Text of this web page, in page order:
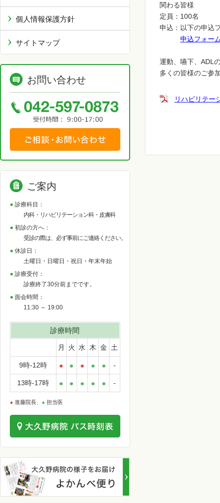
関わる皆様
定員：100名
申込：以下の申込
申込フォー
運動、嚥下、ADL
多くの皆様のご参
リハビリテ
個人情報保護方針
サイトマップ
お問い合わせ
ご案内
診療科目：
内科・リハビリテーション科・皮膚科
初診の方へ：
受診の際は、必ず事前にご連絡ください。
休診日：
土曜日・日曜日・祝日・年末年始
診療受付：
診療終了30分前までです。
面会時間：
11:30 ～ 19:00
診療時間
月 火 水 木 金 土
9時-12時 ● ● ● ● ● -
13時-17時 ● ● ● ● ● -
● 進藤院長、 ● 担当医